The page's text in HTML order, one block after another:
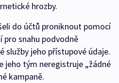
hrozby.
do účtů proniknout pomocí
pro snahu podvodně
služby jeho přístupové údaje.
jeho tým neregistruje „žádné
kampaně.